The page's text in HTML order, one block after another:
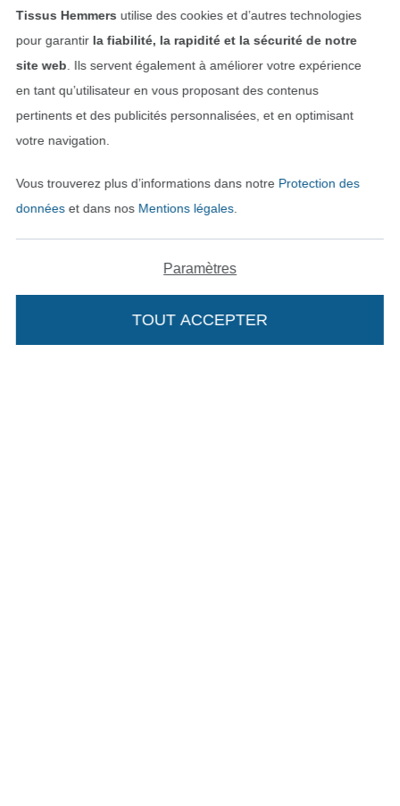
CGV
Droit de rétractation
Passer à la boutique allemande
Tissus Hemmers utilise des cookies et d’autres technologies
pour garantir la fiabilité, la rapidité et la sécurité de notre
site web . Ils servent également à améliorer votre expérience
en tant qu’utilisateur en vous proposant des contenus
pertinents et des publicités personnalisées, et en optimisant
votre navigation.
Vous trouverez plus d’informations dans notre Protection des
donnéeset dans nos Mentions légales.
Paramètres
TOUT ACCEPTER